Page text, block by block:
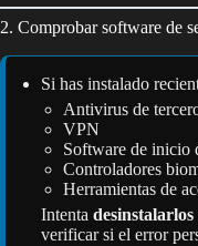
2. Comprobar software de
Si has instalado
Antivirus de
VPN
Software de inicio
Controladores
Herramientas de
Intenta
verificar si el error